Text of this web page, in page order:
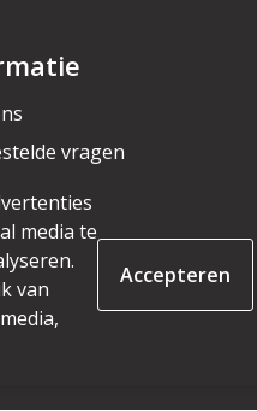
vragen
media te
van